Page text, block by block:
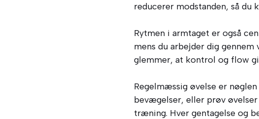
reducerer modstanden, så
Rytmen i armtaget er også
mens du arbejder dig
glemmer, at kontrol og flow
Regelmæssig øvelse er
bevægelser, eller prøv
træning. Hver gentagelse og